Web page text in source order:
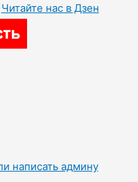
Читайте нас в Дзен
написать админу